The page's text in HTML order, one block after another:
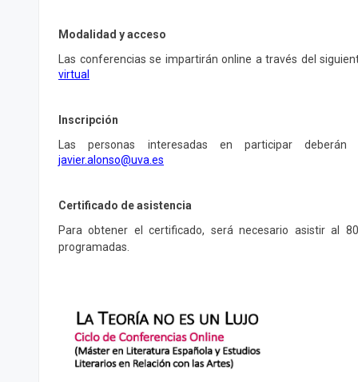
Modalidad y acceso
Las conferencias se impartirán online a través del
virtual
Inscripción
Las personas interesadas en participar
javier.alonso@uva.es
Certificado de asistencia
Para obtener el certificado, será necesario asistir al
programadas.